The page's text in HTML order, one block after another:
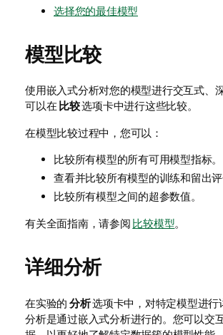
选择您的最佳模型
模型比较
使用嵌入式分析对您的模型进行交互式、
可以在 比较选项卡中进行这些比较。
在模型比较过程中，您可以：
比较所有模型的所有可用模型指标。
查看并比较所有模型的训练和留出评
比较所有模型之间的超参数值。
有关全面指南，请参阅 比较模型。
详细分析
在实验的 分析选项卡中，对特定模型进行
分析是通过嵌入式分析进行的。您可以交